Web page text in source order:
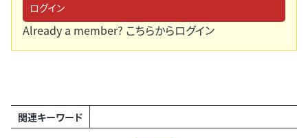
ログイン
Already a member? こちらからログイン
関連キーワード